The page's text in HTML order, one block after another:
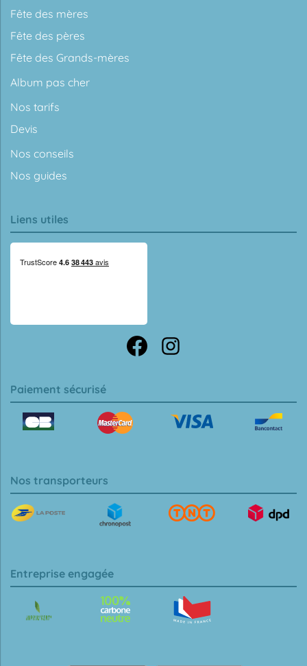
Fête des mères
Fête des pères
Fête des Grands-mères
Album pas cher
Nos tarifs
Devis
Nos conseils
Nos guides
Liens utiles
Paiement sécurisé
Nos transporteurs
Entreprise engagée